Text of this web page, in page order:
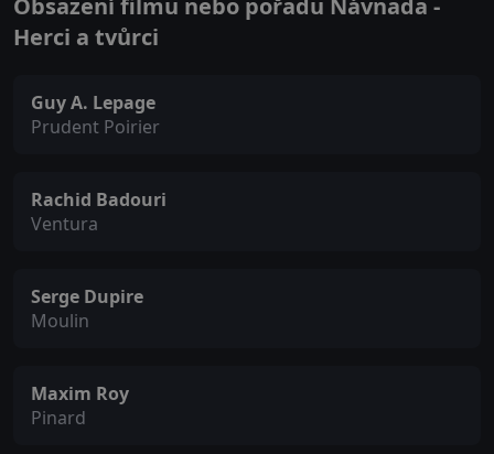
Obsazení filmu nebo pořadu Návnada -
Herci a tvůrci
Guy A. Lepage
Prudent Poirier
Rachid Badouri
Ventura
Serge Dupire
Moulin
Maxim Roy
Pinard